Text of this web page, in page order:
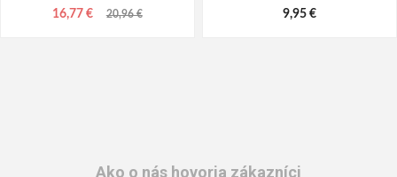
16,77 € 20,96 € 9,95 €
Ako o nás hovoria zákazníci